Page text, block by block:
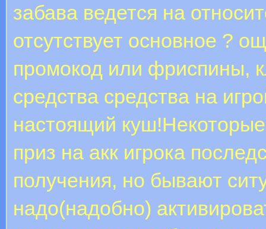
забава ведется на
отсутствует основное ?
промокод или фриспины,
средства средства на
настоящий
приз на акк игрока
получения, но бывают
надо(надобно)